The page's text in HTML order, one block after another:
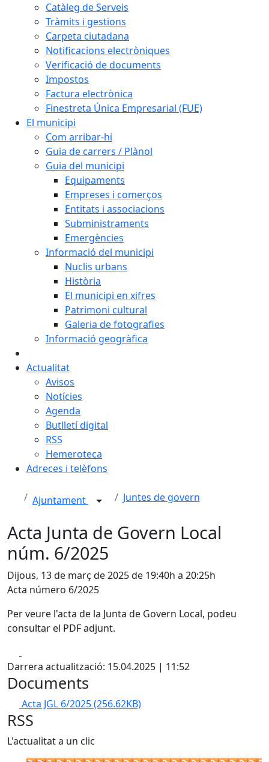
Catàleg de Serveis
Tràmits i gestions
Carpeta ciutadana
Notificacions electròniques
Verificació de documents
Impostos
Factura electrònica
Finestreta Única Empresarial (FUE)
El municipi
Com arribar-hi
Guia de carrers / Plànol
Guia del municipi
Equipaments
Empreses i comerços
Entitats i associacions
Subministraments
Emergències
Informació del municipi
Nuclis urbans
Història
El municipi en xifres
Patrimoni cultural
Galeria de fotografies
Informació geogràfica
Actualitat
Avisos
Notícies
Agenda
Butlletí digital
RSS
Hemeroteca
Adreces i telèfons
Ajuntament Juntes de govern
Acta Junta de Govern Local
núm. 6/2025
Dijous, 13 de març de 2025 de 19:40h a 20:25h
Acta número 6/2025
Per veure l'acta de la Junta de Govern Local, podeu
consultar el PDF adjunt.
Darrera actualització: 15.04.2025 | 11:52
Documents
Acta JGL 6/2025(256.62KB)
RSS
L'actualitat a un clic